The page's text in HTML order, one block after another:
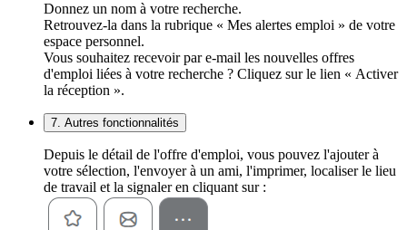
Donnez un nom à votre recherche.
Retrouvez-la dans la rubrique « Mes alertes emploi » de votre
espace personnel.
Vous souhaitez recevoir par e-mail les nouvelles offres
d'emploi liées à votre recherche ? Cliquez sur le lien « Activer
la réception ».
7. Autres fonctionnalités
Depuis le détail de l'offre d'emploi, vous pouvez l'ajouter à
votre sélection, l'envoyer à un ami, l'imprimer, localiser le lieu
de travail et la signaler en cliquant sur :